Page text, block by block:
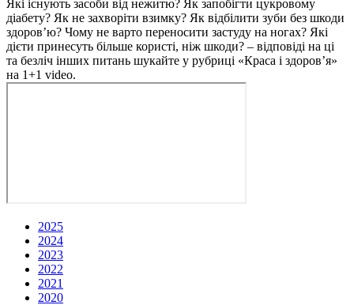
Які існують засоби від нежитю? Як запобігти цукровому
діабету? Як не захворіти взимку? Як відбілити зуби без шкоди
здоров’ю? Чому не варто переносити застуду на ногах? Які
дієти принесуть більше користі, ніж шкоди? – відповіді на ці
та безліч інших питань шукайте у рубриці «Краса і здоров’я»
на 1+1 video.
2025
2024
2023
2022
2021
2020